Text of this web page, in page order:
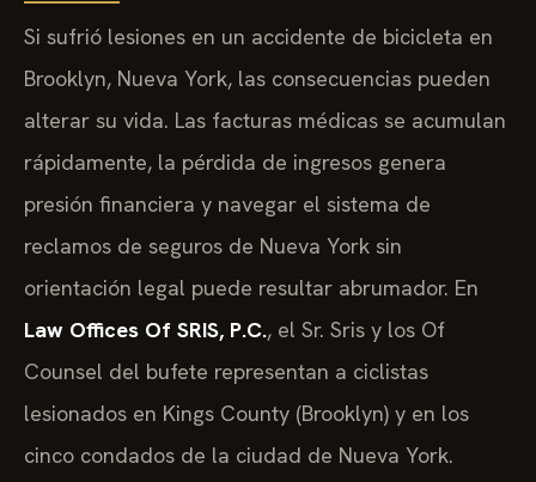
Si sufrió lesiones en un accidente de bicicleta en
Brooklyn, Nueva York, las consecuencias pueden
alterar su vida. Las facturas médicas se acumulan
rápidamente, la pérdida de ingresos genera
presión financiera y navegar el sistema de
reclamos de seguros de Nueva York sin
orientación legal puede resultar abrumador. En
Law Offices Of SRIS, P.C., el Sr. Sris y los Of
Counsel del bufete representan a ciclistas
lesionados en Kings County (Brooklyn) y en los
cinco condados de la ciudad de Nueva York.